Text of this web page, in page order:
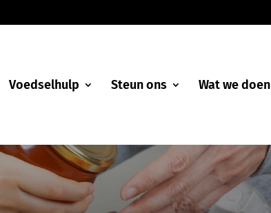
Voedselhulp Steun ons Wat we doen